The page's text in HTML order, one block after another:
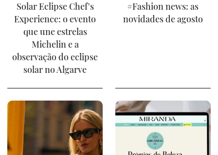
Solar Eclipse Chef's
Experience: o evento
que une estrelas
Michelin e a
observação do eclipse
solar no Algarve
#Fashion news: as
novidades de agosto